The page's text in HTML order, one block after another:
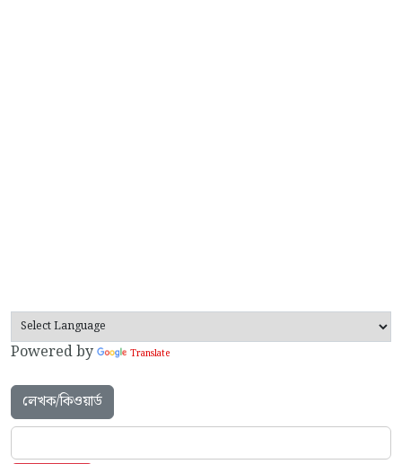
Powered by Translate
লেখক/কিওয়ার্ড